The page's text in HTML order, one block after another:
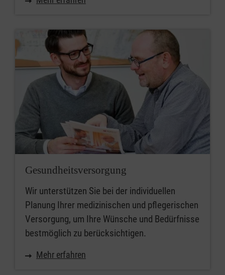
Gesundheitsversorgung
Wir unterstützen Sie bei der individuellen
Planung Ihrer medizinischen und pflegerischen
Versorgung, um Ihre Wünsche und Bedürfnisse
bestmöglich zu berücksichtigen.
Mehr erfahren